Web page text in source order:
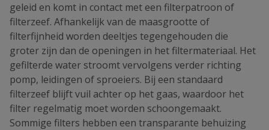
geleid en komt in contact met een filterpatroon of
filterzeef. Afhankelijk van de maasgrootte of
filterfijnheid worden deeltjes tegengehouden die
groter zijn dan de openingen in het filtermateriaal. Het
gefilterde water stroomt vervolgens verder richting
pomp, leidingen of sproeiers. Bij een standaard
filterzeef blijft vuil achter op het gaas, waardoor het
filter regelmatig moet worden schoongemaakt.
Sommige filters hebben een transparante behuizing